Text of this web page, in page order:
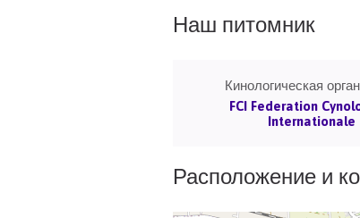
Наш питомник
Кинологическая
FCI Federation
Internationale
Расположение и